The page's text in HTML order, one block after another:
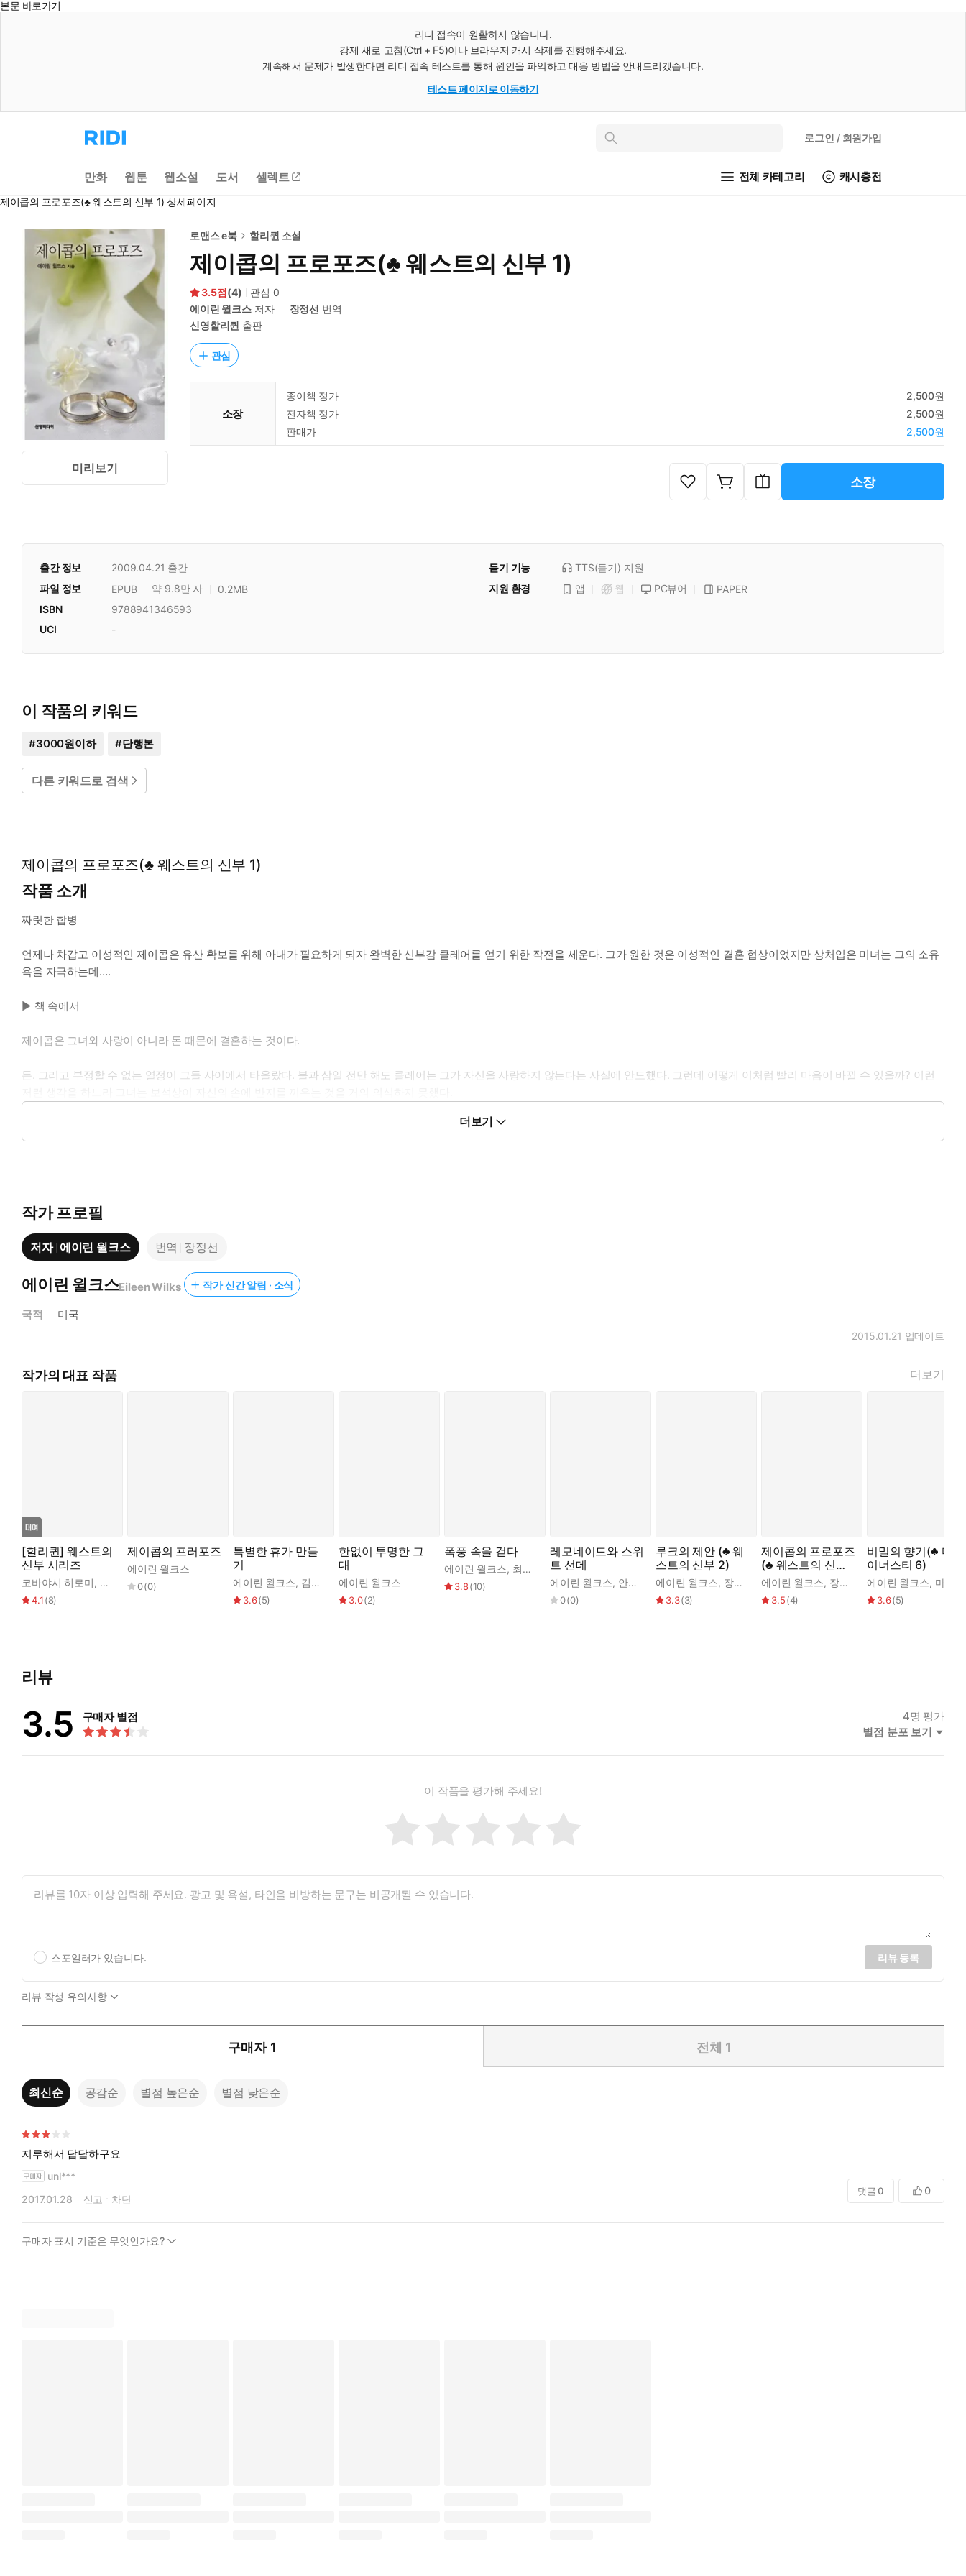
본문 바로가기
리디 접속이 원활하지 않습니다.
강제 새로 고침(Ctrl + F5)이나 브라우저 캐시 삭제를 진행해주세요.
계속해서 문제가 발생한다면 리디 접속 테스트를 통해 원인을 파악하고 대응 방법을 안내드리겠습니다.
테스트 페이지로 이동하기
리
디
으
로
동
인
로그인 / 회원가입
만화 웹툰 웹소설 도서 셀렉트 전체 카테고리 캐시충전
제이콥의 프로포즈(♣ 웨스트의 신부 1) 상세페이지
미리보기
로맨스 e북 할리퀸 소설
제이콥의 프로포즈(♣ 웨스트의 신부 1)
3.5 (4) 관심 0
에이린 윌크스 저자 장정선 번역
신영할리퀸 출판
관심
소장
종이책 정가
2,500원
전자책 정가
2,500원
판매가
2,500원
소장
출간 정보 2009.04.21 출간 듣기 기능 TTS(듣기) 지원
파일 정보
EPUB 약 9.8만 자 0.2MB 지원 환경 앱 웹 PC뷰어
PAPER
ISBN
9788941346593
UCI
-
이 작품의 키워드
#3000원이하 #단행본
다른 키워드로 검색
제이콥의 프로포즈(♣ 웨스트의 신부 1)
작품 소개
짜릿한 합병
언제나 차갑고 이성적인 제이콥은 유산 확보를 위해 아내가 필요하게 되자 완벽한 신부감 클레어를 얻기 위한 작전을 세운다. 그가 원한 것은 이성적인 결혼 협상이었지만 상처입은 미녀는 그의 소유
욕을 자극하는데….
▶ 책 속에서
제이콥은 그녀와 사랑이 아니라 돈 때문에 결혼하는 것이다.
돈. 그리고 부정할 수 없는 열정이 그들 사이에서 타올랐다. 불과 삼일 전만 해도 클레어는 그가 자신을 사랑하지 않는다는 사실에 안도했다. 그런데 어떻게 이처럼 빨리 마음이 바뀔 수 있을까? 이런
더보기
작가 프로필
저자 에이린 윌크스 번역 장정선
에이린 윌크스Eileen Wilks 작가 신간 알림 · 소식
국적 미국
2015.01.21 업데이트
작가의 대표 작품 더보기
[할리퀸] 웨스트의
신부 시리즈
코바야시 히로미, 에이린 윌크스
4.1(8)
제이콥의 프러포즈
에이린 윌크스
0(0)
특별한 휴가 만들
기
에이린 윌크스, 김혜영
3.6(5)
한없이 투명한 그
대
에이린 윌크스
3.0(2)
폭풍 속을 걷다
에이린 윌크스, 최정민
3.8(10)
레모네이드와 스위
트 선데
에이린 윌크스, 안서린
0(0)
루크의 제안 (♣ 웨
스트의 신부 2)
에이린 윌크스, 장정선
3.3(3)
제이콥의 프로포즈
(♣ 웨스트의 신부
1)
에이린 윌크스, 장정선
3.5(4)
비밀의 향기(♣ 다
이너스티 6)
에이린 윌크스, 마정혜
3.6(5)
리뷰
3.5 구매자 별점 4명 평가
별점 분포 보기
이 작품을 평가해 주세요!
스포일러가 있습니다. 리뷰 등록
리뷰 작성 유의사항
구매자 1 전체 1
최신순 공감순 별점 높은순 별점 낮은순
지루해서 답답하구요
unl***
2017.01.28
신고 차단
댓글 0 0
구매자 표시 기준은 무엇인가요?